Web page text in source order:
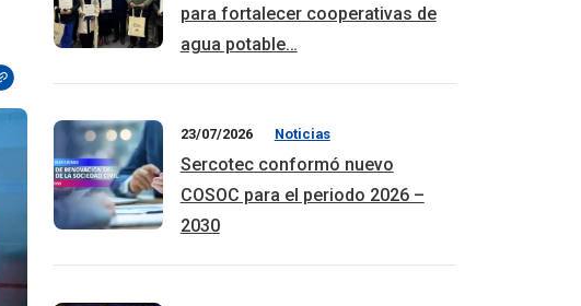
para fortalecer cooperativas de
agua potable…
23/07/2026 Noticias
Sercotec conformó nuevo
COSOC para el periodo 2026 –
2030